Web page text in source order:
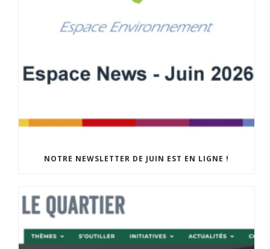
NOTRE NEWSLETTER DE JUIN EST EN LIGNE !